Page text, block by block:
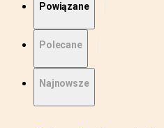
Powiązane
Polecane
Najnowsze